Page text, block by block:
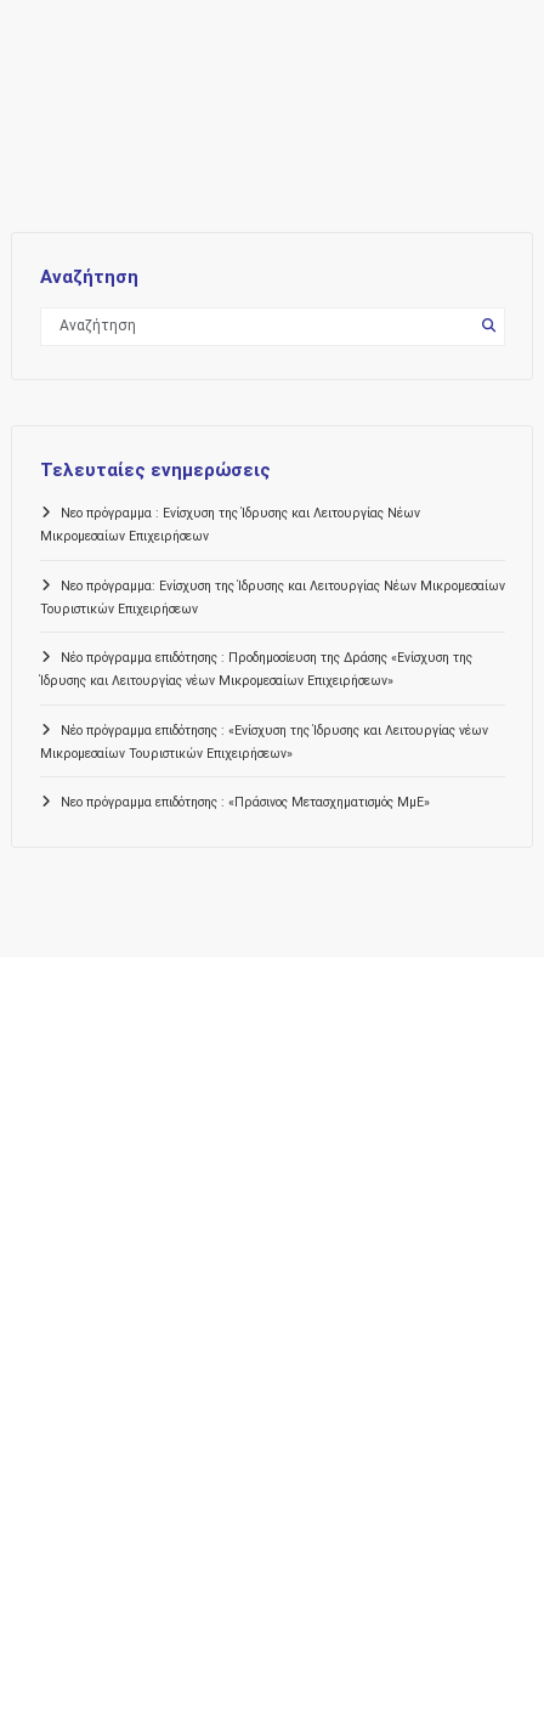
Αναζήτηση
Τελευταίες ενημερώσεις
Νεο πρόγραμμα : Ενίσχυση της Ίδρυσης και Λειτουργίας Νέων
Μικρομεσαίων Επιχειρήσεων
Νεο πρόγραμμα: Ενίσχυση της Ίδρυσης και Λειτουργίας Νέων Μικρομεσαίων
Τουριστικών Επιχειρήσεων
Νέο πρόγραμμα επιδότησης : Προδημοσίευση της Δράσης «Ενίσχυση της
Ίδρυσης και Λειτουργίας νέων Μικρομεσαίων Επιχειρήσεων»
Νέο πρόγραμμα επιδότησης : «Ενίσχυση της Ίδρυσης και Λειτουργίας νέων
Μικρομεσαίων Τουριστικών Επιχειρήσεων»
Νεο πρόγραμμα επιδότησης : «Πράσινος Μετασχηματισμός ΜμΕ»